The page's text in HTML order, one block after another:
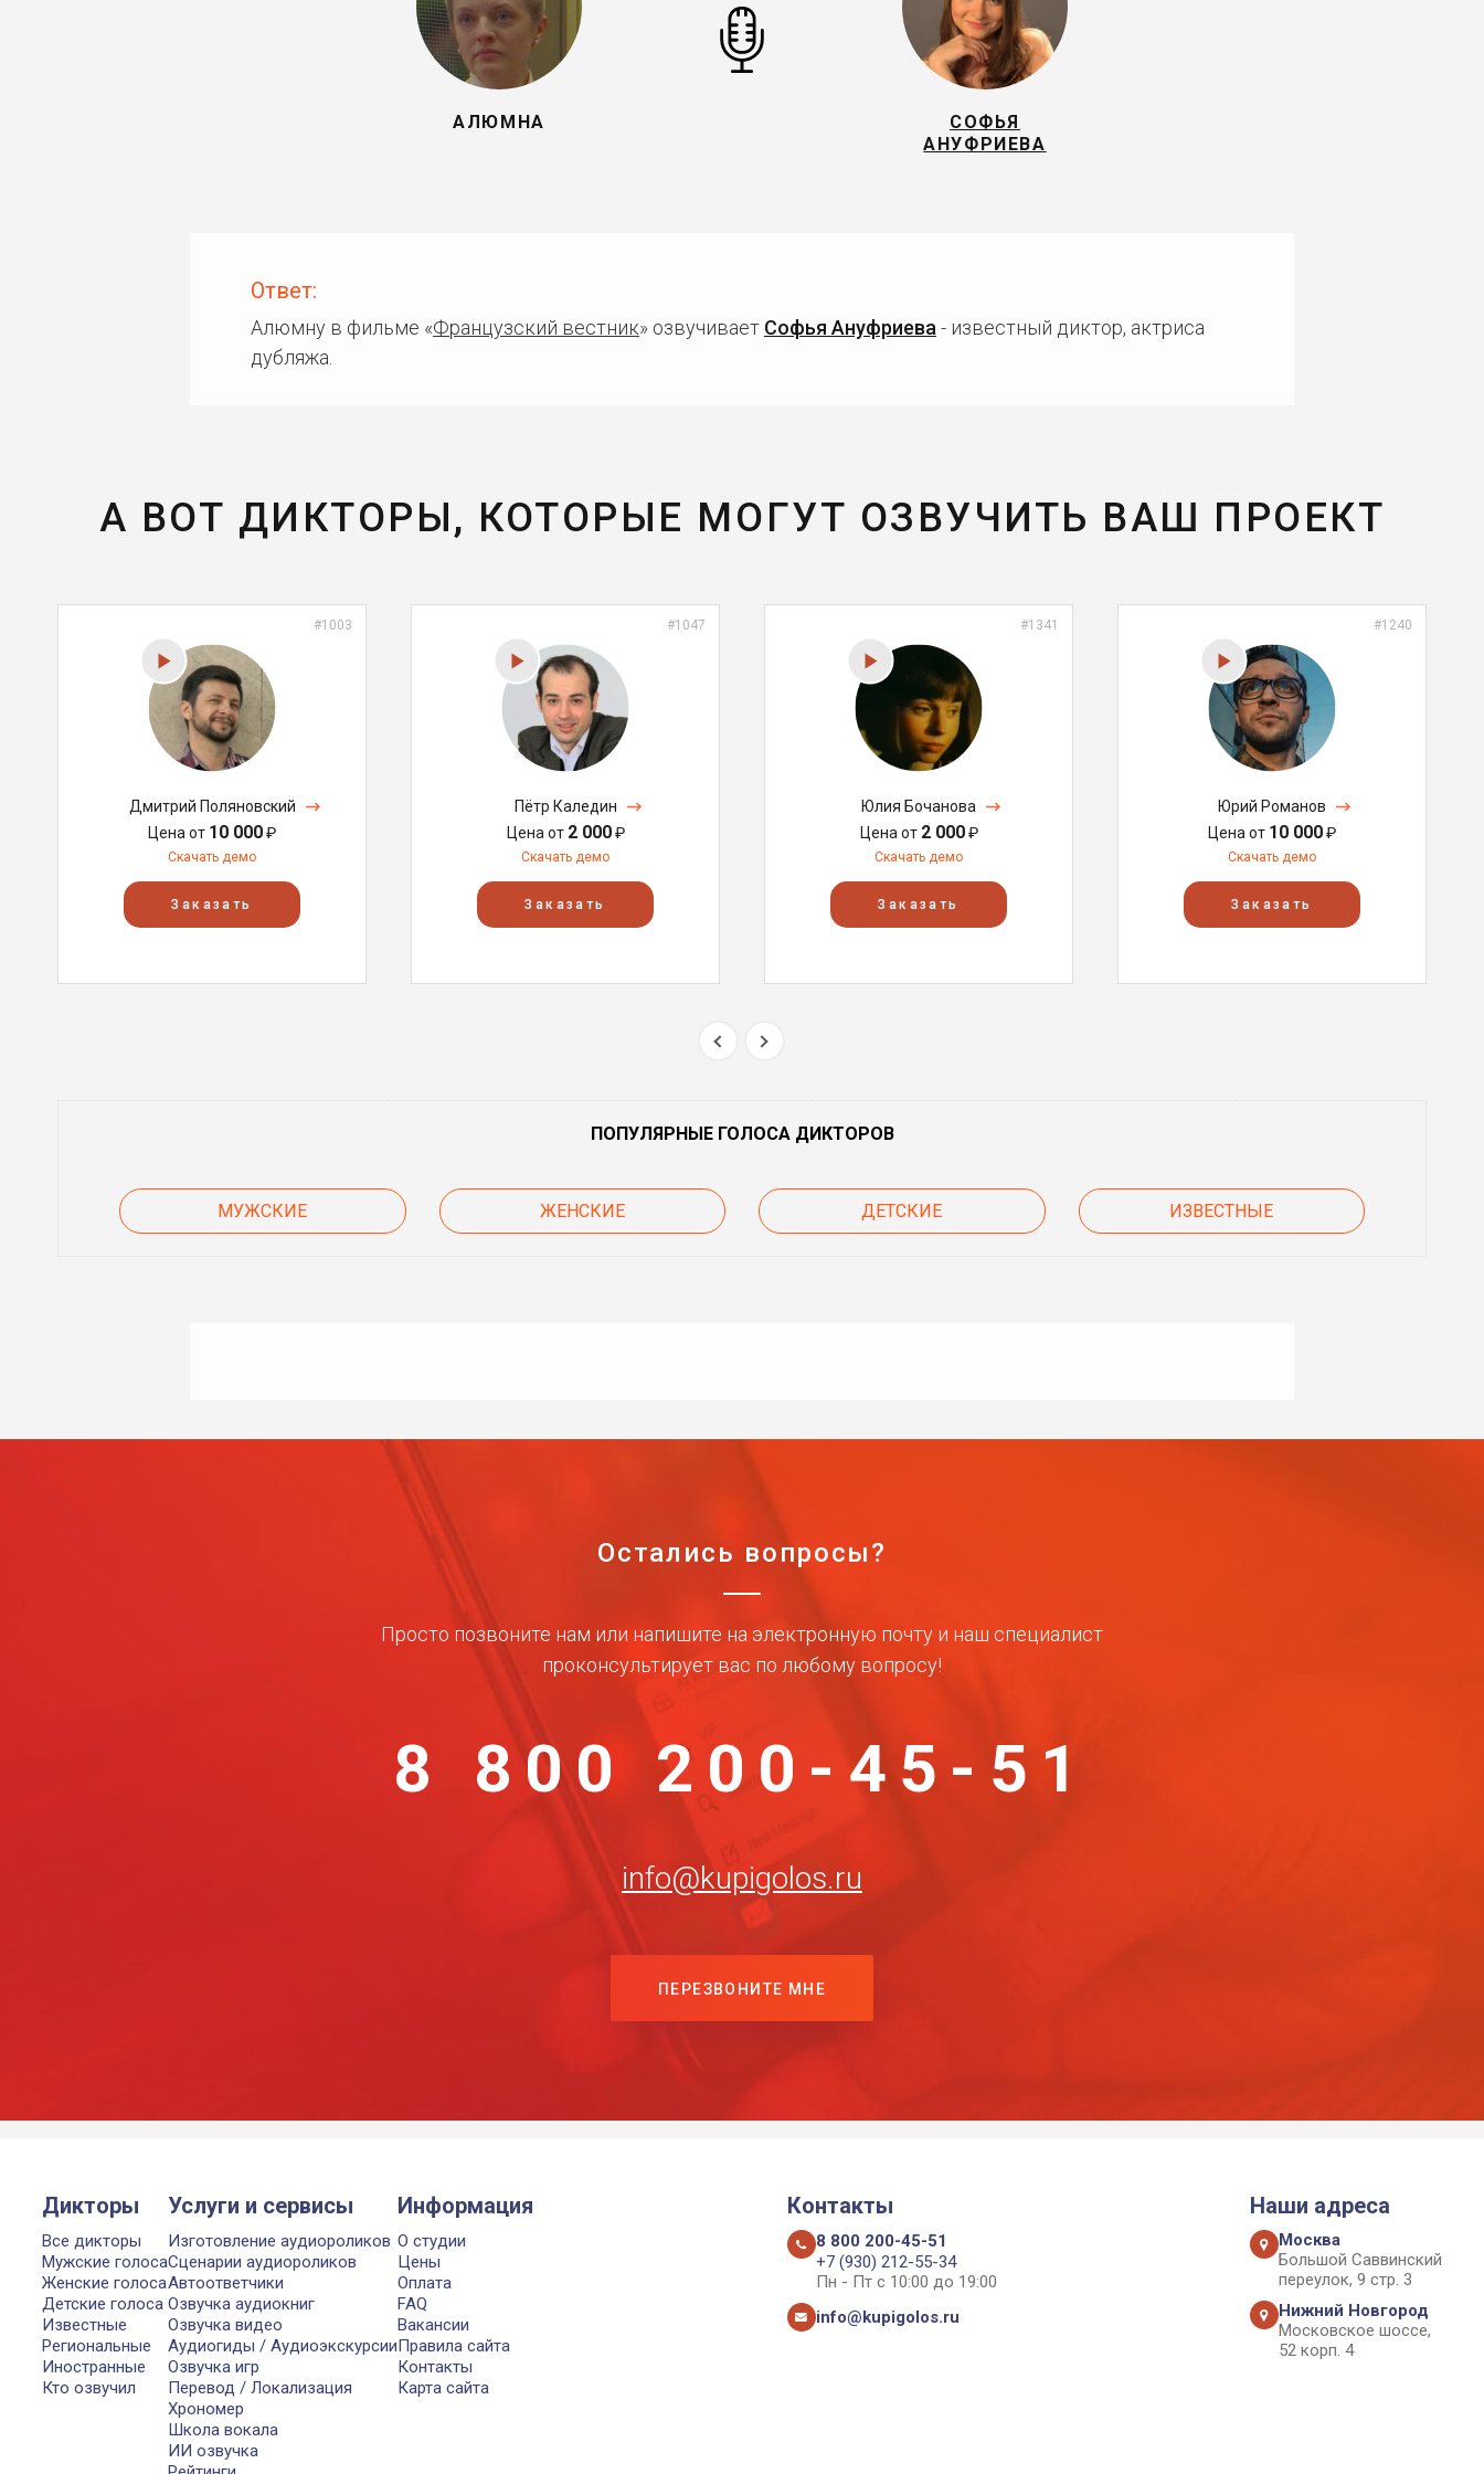
АЛЮМНА
СОФЬЯ
АНУФРИЕВА
Ответ:
Алюмну в фильме «Французский вестник» озвучивает Софья Ануфриева - известный диктор, актриса
дубляжа.
А ВОТ ДИКТОРЫ, КОТОРЫЕ МОГУТ ОЗВУЧИТЬ ВАШ ПРОЕКТ
#1003
Дмитрий Поляновский
Цена от 10 000₽
Скачать демо
Заказать
#1047
Пётр Каледин
Цена от 2 000₽
Скачать демо
Заказать
#1341
Юлия Бочанова
Цена от 2 000₽
Скачать демо
Заказать
#1240
Юрий Романов
Цена от 10 000₽
Скачать демо
Заказать
ПОПУЛЯРНЫЕ ГОЛОСА ДИКТОРОВ
МУЖСКИЕ ЖЕНСКИЕ ДЕТСКИЕ ИЗВЕСТНЫЕ
Остались вопросы?
Просто позвоните нам или напишите на электронную почту и наш специалист
проконсультирует вас по любому вопросу!
8 800 200-45-51
info@kupigolos.ru
ПЕРЕЗВОНИТЕ МНЕ
Дикторы
Все дикторы
Мужские голоса
Женские голоса
Детские голоса
Известные
Региональные
Иностранные
Кто озвучил
Услуги и сервисы
Изготовление аудиороликов
Сценарии аудиороликов
Автоответчики
Озвучка аудиокниг
Озвучка видео
Аудиогиды / Аудиоэкскурсии
Озвучка игр
Перевод / Локализация
Хрономер
Школа вокала
ИИ озвучка
Информация
О студии
Цены
Оплата
FAQ
Вакансии
Правила сайта
Контакты
Карта сайта
Контакты
8 800 200-45-51
+7 (930) 212-55-34
Пн - Пт с 10:00 до 19:00
info@kupigolos.ru
Наши адреса
Москва
Большой Саввинский
переулок, 9 стр. 3
Нижний Новгород
Московское шоссе,
52 корп. 4